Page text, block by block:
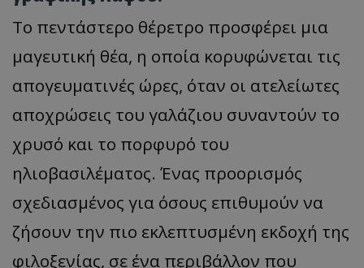
Το πεντάστερο θέρετρο προσφέρει μια
μαγευτική θέα, η οποία κορυφώνεται τις
απογευματινές ώρες, όταν οι ατελείωτες
αποχρώσεις του γαλάζιου συναντούν το
χρυσό και το πορφυρό του
ηλιοβασιλέματος. Ένας προορισμός
σχεδιασμένος για όσους επιθυμούν να
ζήσουν την πιο εκλεπτυσμένη εκδοχή της
φιλοξενίας, σε ένα περιβάλλον που